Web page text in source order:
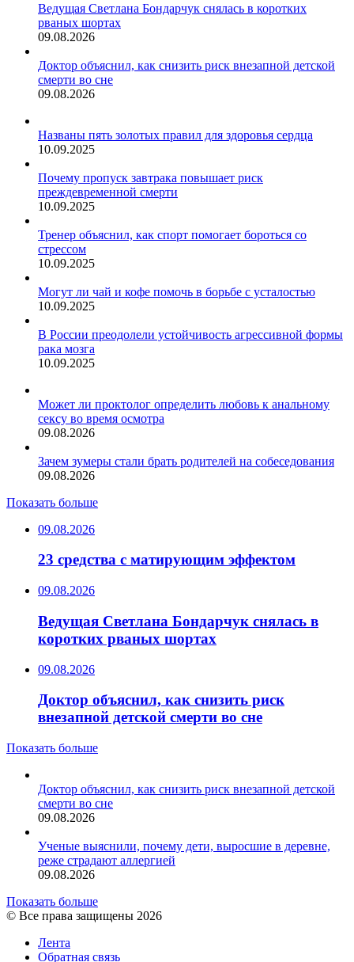
Ведущая Светлана Бондарчук снялась в коротких
рваных шортах
09.08.2026
Доктор объяснил, как снизить риск внезапной детской
смерти во сне
09.08.2026
Названы пять золотых правил для здоровья сердца
10.09.2025
Почему пропуск завтрака повышает риск
преждевременной смерти
10.09.2025
Тренер объяснил, как спорт помогает бороться со
стрессом
10.09.2025
Могут ли чай и кофе помочь в борьбе с усталостью
10.09.2025
В России преодолели устойчивость агрессивной формы
рака мозга
10.09.2025
Может ли проктолог определить любовь к анальному
сексу во время осмотра
09.08.2026
Зачем зумеры стали брать родителей на собеседования
09.08.2026
Показать больше
09.08.2026
23 средства с матирующим эффектом
09.08.2026
Ведущая Светлана Бондарчук снялась в
коротких рваных шортах
09.08.2026
Доктор объяснил, как снизить риск
внезапной детской смерти во сне
Показать больше
Доктор объяснил, как снизить риск внезапной детской
смерти во сне
09.08.2026
Ученые выяснили, почему дети, выросшие в деревне,
реже страдают аллергией
09.08.2026
Показать больше
© Все права защищены 2026
Лента
Обратная связь